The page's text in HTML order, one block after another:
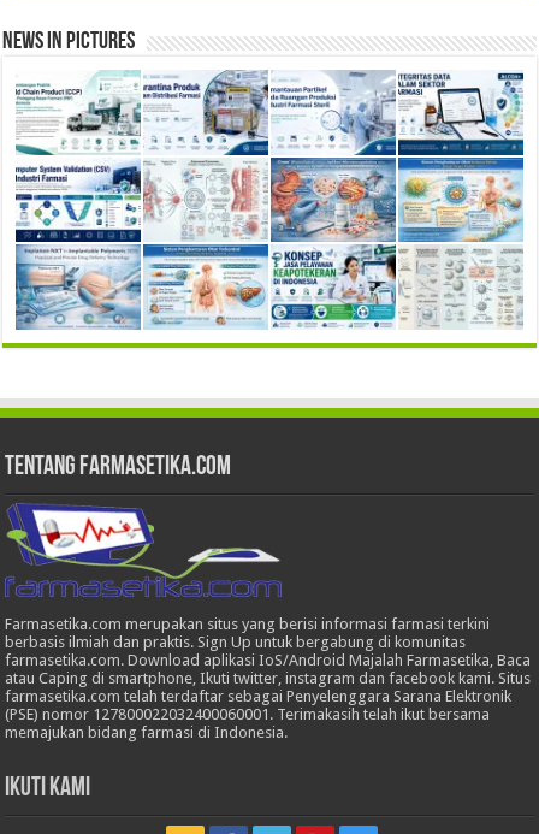
News in Pictures
Tentang Farmasetika.com
Farmasetika.com merupakan situs yang berisi informasi farmasi terkini
berbasis ilmiah dan praktis. Sign Up untuk bergabung di komunitas
farmasetika.com. Download aplikasi IoS/Android Majalah Farmasetika, Baca
atau Caping di smartphone, Ikuti twitter, instagram dan facebook kami. Situs
farmasetika.com telah terdaftar sebagai Penyelenggara Sarana Elektronik
(PSE) nomor 127800022032400060001. Terimakasih telah ikut bersama
memajukan bidang farmasi di Indonesia.
Ikuti Kami